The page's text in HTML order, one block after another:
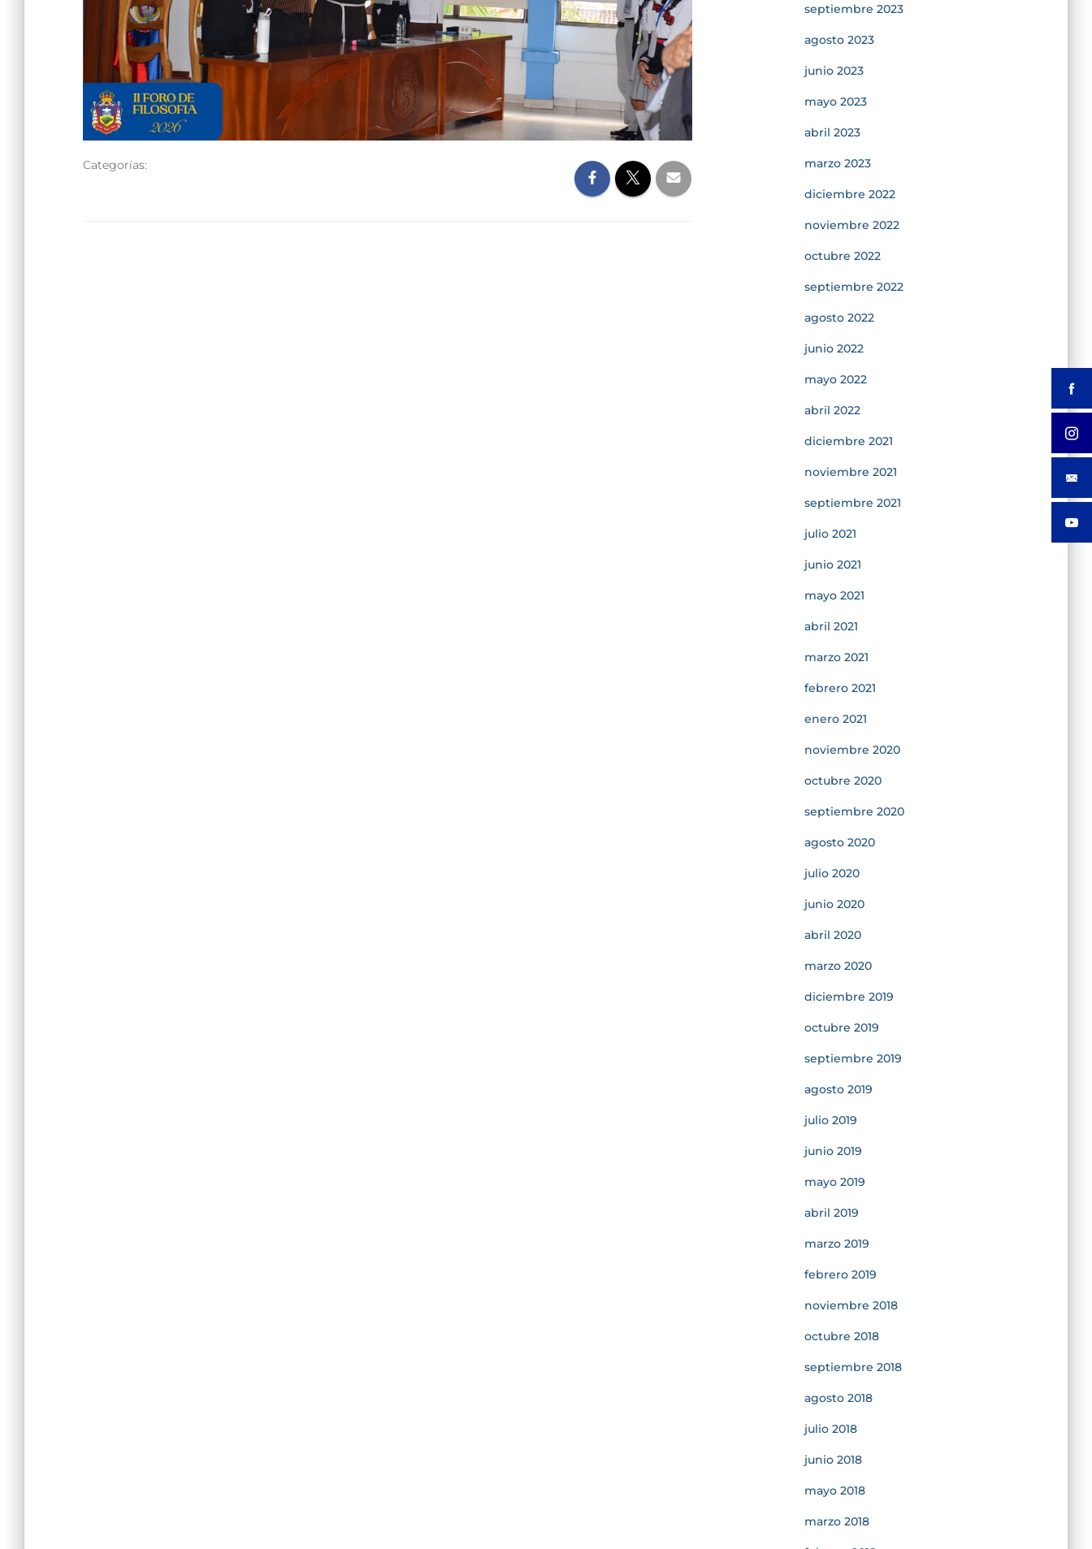
Categorías:
septiembre 2023
agosto 2023
junio 2023
mayo 2023
abril 2023
marzo 2023
diciembre 2022
noviembre 2022
octubre 2022
septiembre 2022
agosto 2022
junio 2022
mayo 2022
abril 2022
diciembre 2021
noviembre 2021
septiembre 2021
julio 2021
junio 2021
mayo 2021
abril 2021
marzo 2021
febrero 2021
enero 2021
noviembre 2020
octubre 2020
septiembre 2020
agosto 2020
julio 2020
junio 2020
abril 2020
marzo 2020
diciembre 2019
octubre 2019
septiembre 2019
agosto 2019
julio 2019
junio 2019
mayo 2019
abril 2019
marzo 2019
febrero 2019
noviembre 2018
octubre 2018
septiembre 2018
agosto 2018
julio 2018
junio 2018
mayo 2018
marzo 2018